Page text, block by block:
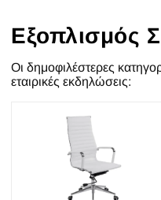
Εξοπλισμός
Οι δημοφιλέστερες
εταιρικές εκδηλώσεις: